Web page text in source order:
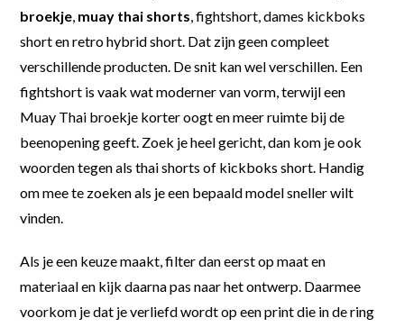
broekje, muay thai shorts, fightshort, dames kickboks
short en retro hybrid short. Dat zijn geen compleet
verschillende producten. De snit kan wel verschillen. Een
fightshort is vaak wat moderner van vorm, terwijl een
Muay Thai broekje korter oogt en meer ruimte bij de
beenopening geeft. Zoek je heel gericht, dan kom je ook
woorden tegen als thai shorts of kickboks short. Handig
om mee te zoeken als je een bepaald model sneller wilt
vinden.
Als je een keuze maakt, filter dan eerst op maat en
materiaal en kijk daarna pas naar het ontwerp. Daarmee
voorkom je dat je verliefd wordt op een print die in de ring